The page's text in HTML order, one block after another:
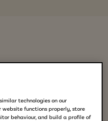
technologies on our
website functions properly, store
behaviour, and build a profile of